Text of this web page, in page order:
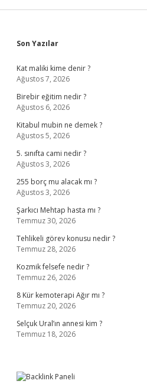
Sidebar
Son Yazılar
Kat maliki kime denir ?
Ağustos 7, 2026
Birebir eğitim nedir ?
Ağustos 6, 2026
Kitabul mubin ne demek ?
Ağustos 5, 2026
5. sınıfta cami nedir ?
Ağustos 3, 2026
255 borç mu alacak mı ?
Ağustos 3, 2026
Şarkıcı Mehtap hasta mı ?
Temmuz 30, 2026
Tehlikeli görev konusu nedir ?
Temmuz 28, 2026
Kozmik felsefe nedir ?
Temmuz 26, 2026
8 Kür kemoterapi Ağır mı ?
Temmuz 20, 2026
Selçuk Ural’ın annesi kim ?
Temmuz 18, 2026